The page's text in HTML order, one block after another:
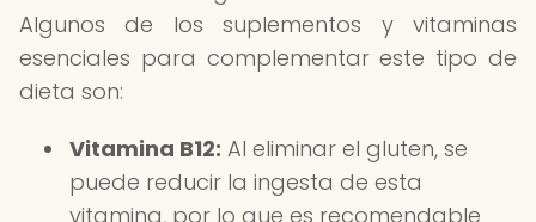
Algunos de los suplementos y vitaminas
esenciales para complementar este tipo de
dieta son:
Vitamina B12: Al eliminar el gluten, se
puede reducir la ingesta de esta
vitamina, por lo que es recomendable